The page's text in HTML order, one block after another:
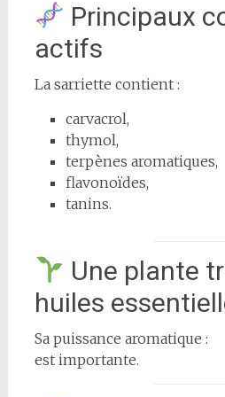
Principaux
actifs
La sarriette contient :
carvacrol,
thymol,
terpènes aromatiques,
flavonoïdes,
tanins.
Une plante
huiles
Sa puissance aromatique :
est importante.